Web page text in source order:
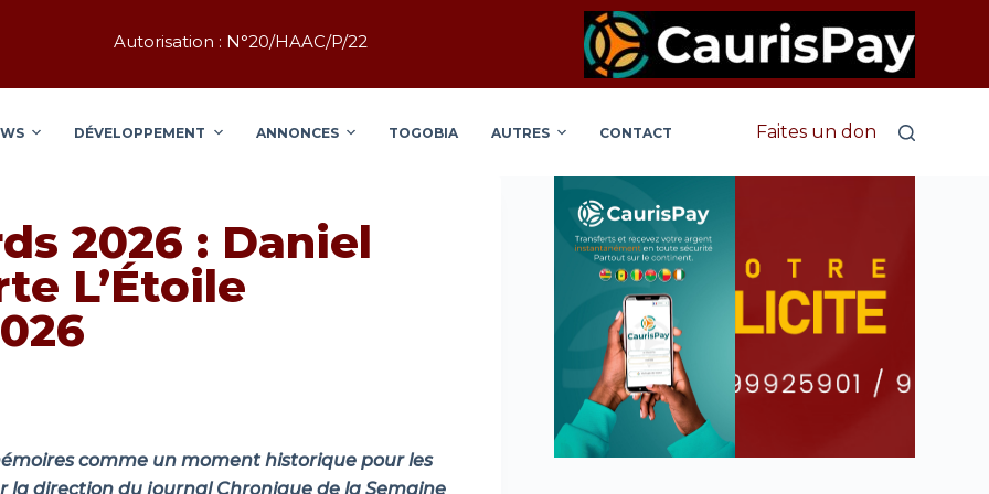
Autorisation : N°20/HAAC/P/22
DÉVELOPPEMENT ANNONCES TOGOBIA AUTRES CONTACT Faites un don
2026 : Daniel
L’Étoile
comme un moment historique pour les
la direction du journal Chronique de la Semaine